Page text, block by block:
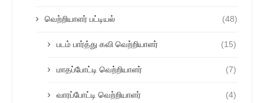
வெற்றியாளர் பட்டியல் (48)
படம் பார்த்து கவி வெற்றியாளர் (15)
மாதப்போட்டி வெற்றியாளர் (7)
வாரப்போட்டி வெற்றியாளர் (4)